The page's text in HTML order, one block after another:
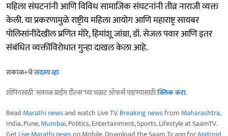
महिला संघटनांनी आणि विविध सामाजिक संघटनांनी तीव्र नाराजी व्यक्त
केली. या प्रकरणामुळे राष्ट्रीय महिला आयोग आणि महाराष्ट्र सायबर
पोलिसांनीदेखील प्रणित मोरे, हिमांशू जांग्रा, डॉ. सेजल पवार आणि इतर
संबंधित व्यक्तींविरोधात गुन्हा दाखल केला आहे.
सकाळ+चेसदस्य व्हा
शॉपिंगसाठी 'सकाळ प्राईम डील्स'च्या भन्नाट ऑफर्स पाहण्यासाठीक्लिक करा.
Read Marathi newsand watch Live TV.Breaking newsfrom Maharashtra,
India, Pune,Mumbai, Politics, Entertainment, Sports, Lifestyle at SaamTV.